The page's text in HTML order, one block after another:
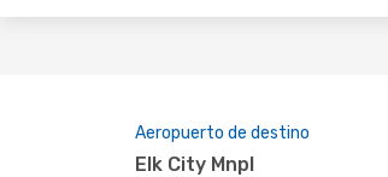
Aeropuerto de destino
Elk City Mnpl